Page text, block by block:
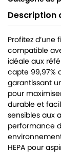
Description
Profitez d’une
compatible
idéale aux
capte 99,97%
garantissant
pour
durable et
sensibles aux
performance
HEPA pour